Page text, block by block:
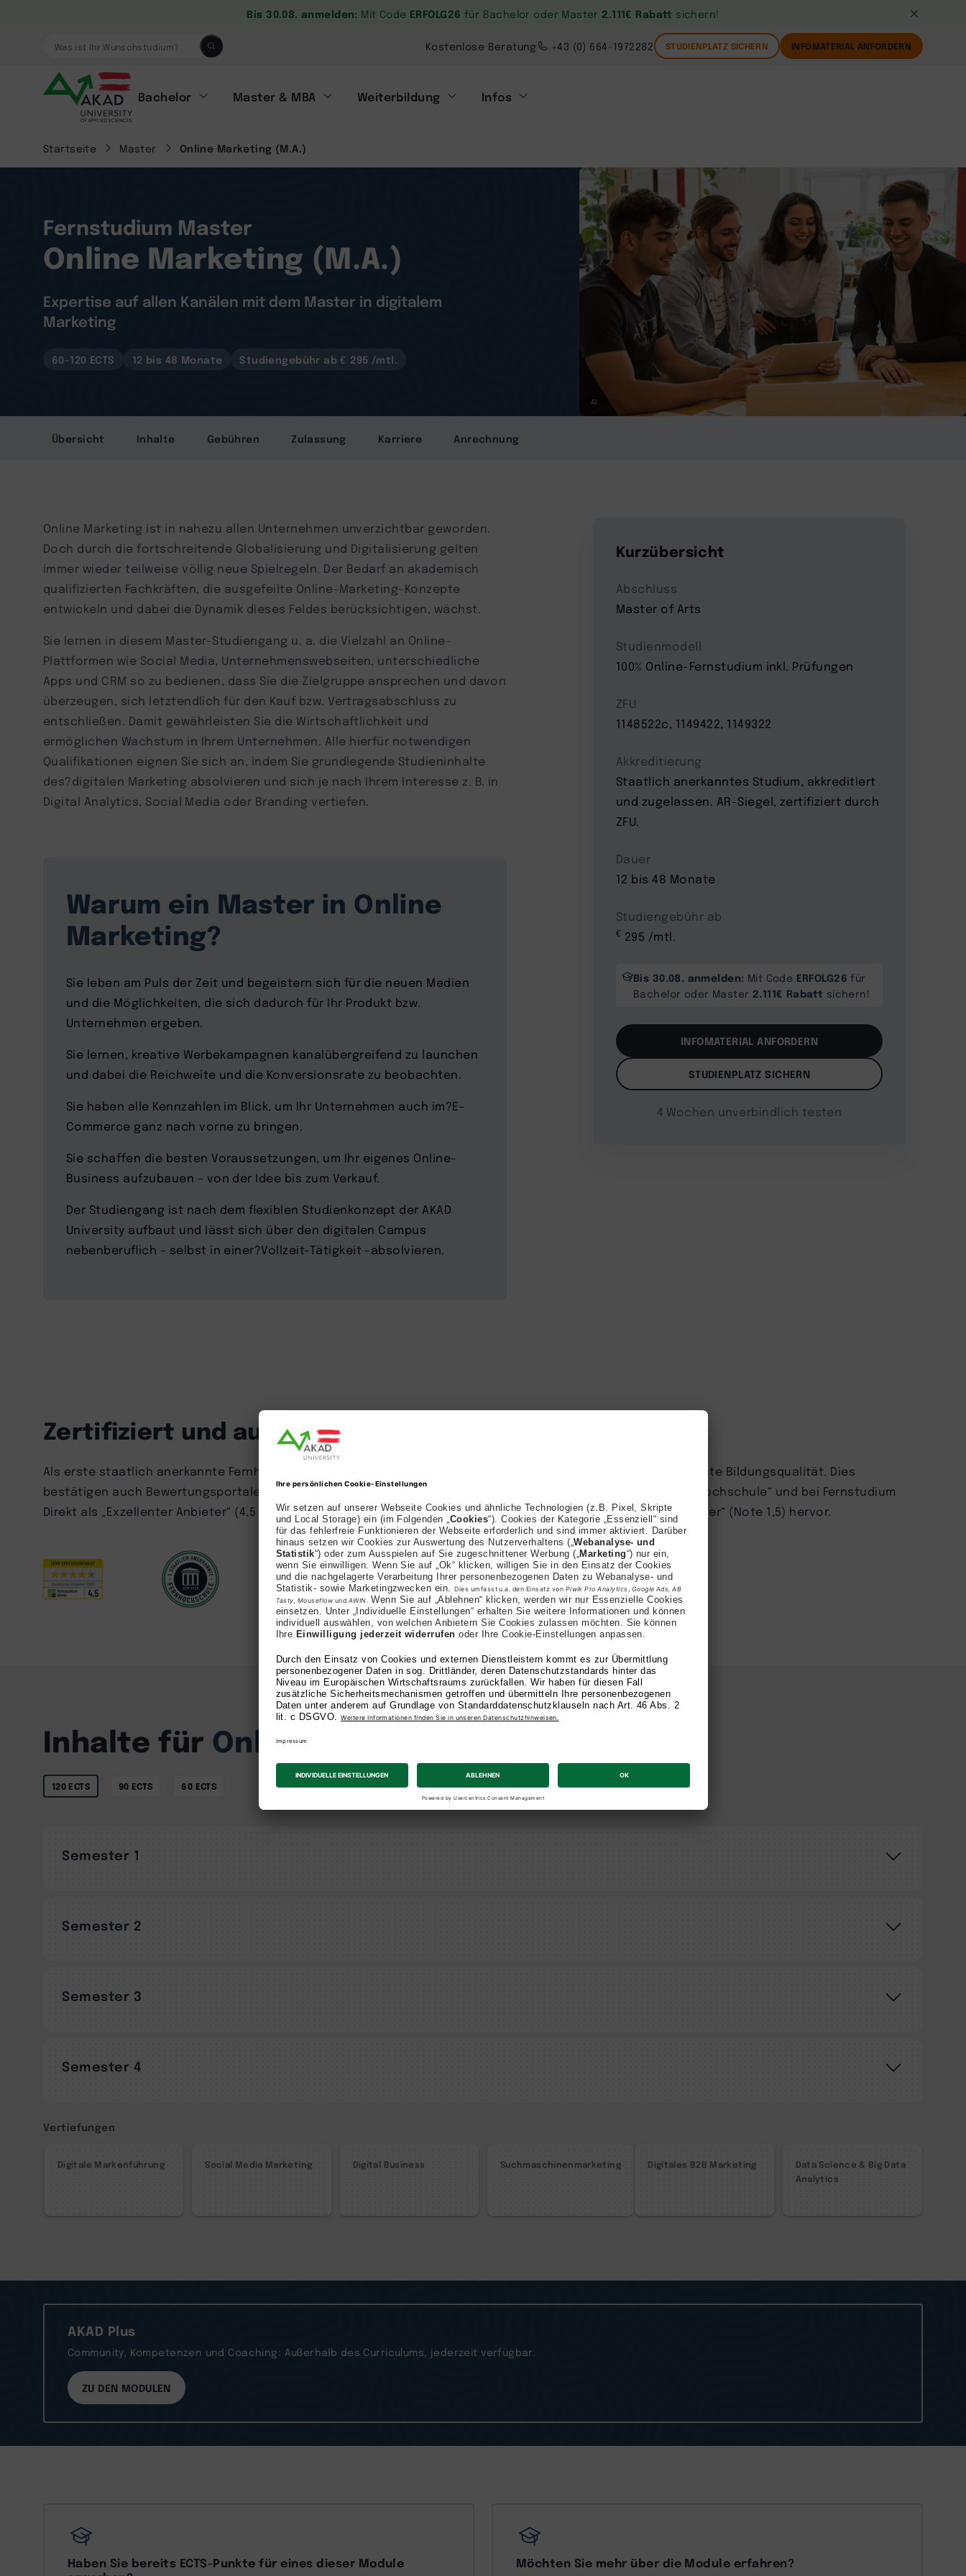
Bis 30.08. anmelden: Mit Code ERFOLG26 für Bachelor oder Master2.111€ Rabatt sichern!
Was ist Ihr Wunschstudium? Kostenlose Beratung +43 (0) 664-1972282 STUDIENPLATZ SICHERN INFOMATERIAL ANFORDERN
Bachelor Master & MBA Weiterbildung Infos
Startseite Master Online Marketing (M.A.)
AI
Fernstudium Master
Online Marketing (M.A.)
Expertise auf allen Kanälen mit dem Master in digitalem
Marketing
60-120 ECTS 12 bis 48 Monate Studiengebühr ab € 295 /mtl.
Übersicht Inhalte Gebühren Zulassung Karriere Anrechnung
Kurzübersicht
Abschluss
Master of Arts
Studienmodell
100% Online-Fernstudium inkl. Prüfungen
ZFU
1148522c, 1149422, 1149322
Akkreditierung
Staatlich anerkanntes Studium, akkreditiert
und zugelassen. AR-Siegel, zertifiziert durch
ZFU.
Dauer
12 bis 48 Monate
Studiengebühr ab
€ 295 /mtl.
Bis 30.08. anmelden: Mit Code ERFOLG26 für
Bachelor oder Master 2.111€ Rabatt sichern!
INFOMATERIAL ANFORDERN
STUDIENPLATZ SICHERN
4 Wochen unverbindlich testen
Online Marketing ist in nahezu allen Unternehmen unverzichtbar geworden.
Doch durch die fortschreitende Globalisierung und Digitalisierung gelten
immer wieder teilweise völlig neue Spielregeln. Der Bedarf an akademisch
qualifizierten Fachkräften, die ausgefeilte Online-Marketing-Konzepte
entwickeln und dabei die Dynamik dieses Feldes berücksichtigen, wächst.
Sie lernen in diesem Master-Studiengang u. a. die Vielzahl an Online-
Plattformen wie Social Media, Unternehmenswebseiten, unterschiedliche
Apps und CRM so zu bedienen, dass Sie die Zielgruppe ansprechen und davon
überzeugen, sich letztendlich für den Kauf bzw. Vertragsabschluss zu
entschließen. Damit gewährleisten Sie die Wirtschaftlichkeit und
ermöglichen Wachstum in Ihrem Unternehmen. Alle hierfür notwendigen
Qualifikationen eignen Sie sich an, indem Sie grundlegende Studieninhalte
des?digitalen Marketing absolvieren und sich je nach Ihrem Interesse z. B. in
Digital Analytics, Social Media oder Branding vertiefen.
Warum ein Master in Online
Marketing?
Sie leben am Puls der Zeit und begeistern sich für die neuen Medien
und die Möglichkeiten, die sich dadurch für Ihr Produkt bzw.
Unternehmen ergeben.
Sie lernen, kreative Werbekampagnen kanalübergreifend zu launchen
und dabei die Reichweite und die Konversionsrate zu beobachten.
Sie haben alle Kennzahlen im Blick, um Ihr Unternehmen auch im?E-
Commerce ganz nach vorne zu bringen.
Sie schaffen die besten Voraussetzungen, um Ihr eigenes Online-
Business aufzubauen – von der Idee bis zum Verkauf.
Der Studiengang ist nach dem flexiblen Studienkonzept der AKAD
University aufbaut und lässt sich über den digitalen Campus
nebenberuflich – selbst in einer?Vollzeit-Tätigkeit –absolvieren.
Zertifiziert und ausgezeichnet
Als erste staatlich anerkannte Fernhochschule mit offizieller ZFU-Zulassung steht die AKAD University für höchste Bildungsqualität. Dies
bestätigen auch Bewertungsportale und Studierende: 2026 wurden wir auf FernstudiumCheck.de als „TOP Fernhochschule“ und bei Fernstudium
Direkt als „Exzellenter Anbieter“ (4,5 Sterne) ausgezeichnet. Zudem gingen wir bei trusted als „Fernunis Testsieger“ (Note 1,5) hervor.
Inhalte für Online Marketing (M.A.)
120 ECTS 90 ECTS 60 ECTS
Semester 1
Semester 2
Semester 3
Semester 4
Vertiefungen
Digitale Markenführung Social Media Marketing Digital Business Suchmaschinenmarketing Digitales B2B Marketing
Data Science & Big Data
Analytics
AKAD Plus
Community, Kompetenzen und Coaching: Außerhalb des Curriculums, jederzeit verfügbar.
ZU DEN MODULEN
Haben Sie bereits ECTS-Punkte für eines dieser Module
Möchten Sie mehr über die Module erfahren?